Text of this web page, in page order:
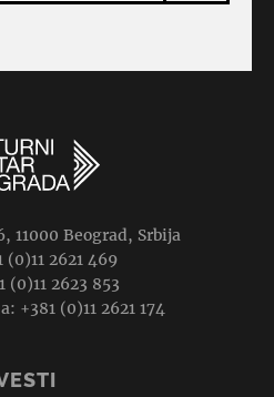
11000 Beograd, Srbija
(0)11 2621 469
(0)11 2623 853
+381 (0)11 2621 174